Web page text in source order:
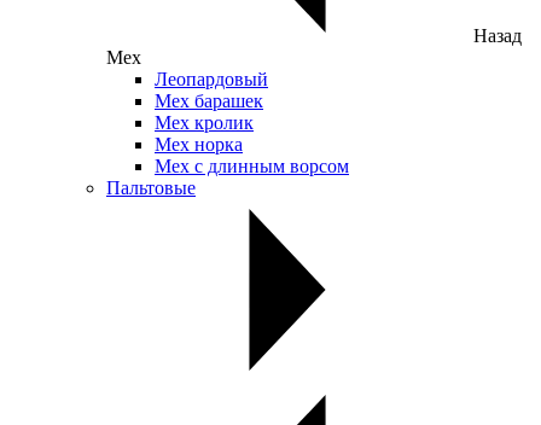
Назад
Мех
Леопардовый
Мех барашек
Мех кролик
Мех норка
Мех с длинным ворсом
Пальтовые